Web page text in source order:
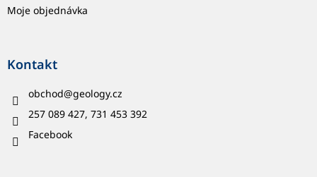
Moje objednávka
Kontakt
obchod@geology.cz
257 089 427, 731 453 392
Facebook